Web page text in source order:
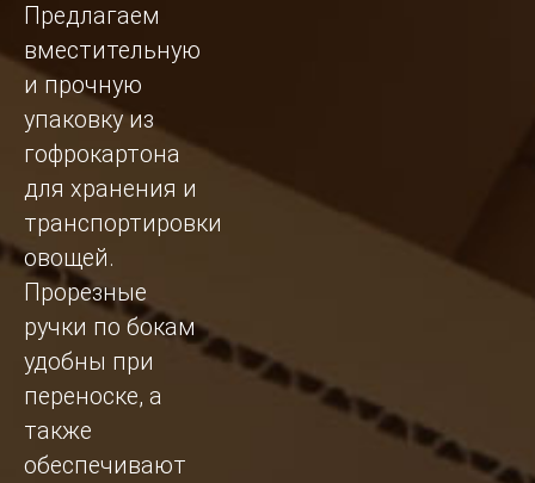
Предлагаем
вместительную
и прочную
упаковку из
гофрокартона
для хранения и
транспортировки
овощей.
Прорезные
ручки по бокам
удобны при
переноске, а
также
обеспечивают